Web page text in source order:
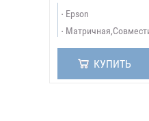
Epson
КУПИТЬ